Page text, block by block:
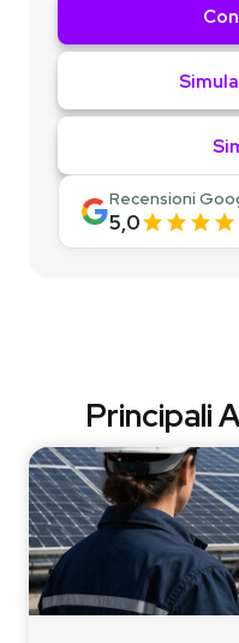
Recensioni
5,0
Principali